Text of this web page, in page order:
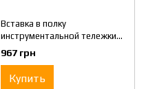
Вставка в полку
инструментальной тележки
TOPTUL TEAG0901
967 грн
Купить